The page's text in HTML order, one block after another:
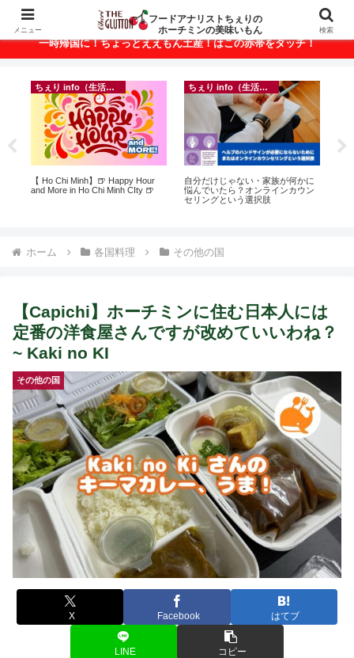
ベトナム・ホーチミンの美味いもんが満載！
一時帰国に！ちょっとええもん土産！はこの赤帯をタッチ！
ちぇり info（生活情報）
【 Ho Chi Minh】🍺 Happy Hour
and More in Ho Chi Minh CIty 🍺
ちぇり info（生活情報）
自分だけじゃない・家族が何かに
悩んでいたら？オンラインカウン
セリングという選択肢
ホーム 各国料理 その他の国
【Capichi】ホーチミンに住む日本人には
定番の洋食屋さんですが改めていいわね？
~ Kaki no KI
その他の国
X Facebook はてブ
LINE コピー
メニュー
フードアナリストちぇりの
ホーチミンの美味いもん
検索